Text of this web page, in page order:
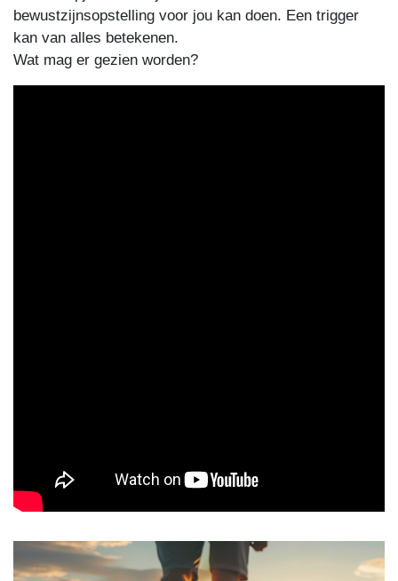
bewustzijnsopstelling voor jou kan doen. Een trigger
kan van alles betekenen.
Wat mag er gezien worden?